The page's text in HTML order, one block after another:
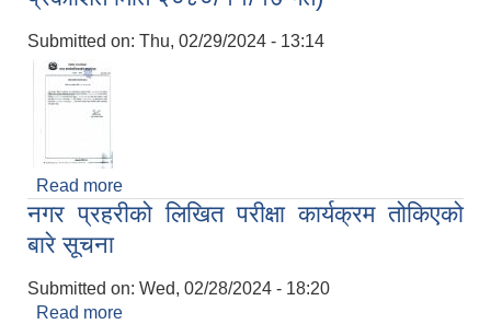
Submitted on: Thu, 02/29/2024 - 13:14
Read more
प्रकाशित मिति २०८०/११/१७ गते)
नगर प्रहरीको लिखित परीक्षा कार्यक्रम तोकिएको
बारे सूचना
Submitted on: Wed, 02/28/2024 - 18:20
Read more